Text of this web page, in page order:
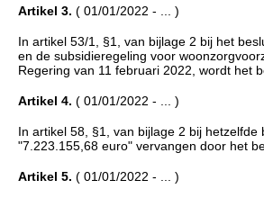
Artikel 3. ( 01/01/2022 - ... )
In artikel 53/1, §1, van bijlage 2 bij het
en de subsidieregeling voor
Regering van 11 februari 2022, wordt het
Artikel 4. ( 01/01/2022 - ... )
In artikel 58, §1, van bijlage 2 bij
"7.223.155,68 euro" vervangen door het
Artikel 5. ( 01/01/2022 - ... )